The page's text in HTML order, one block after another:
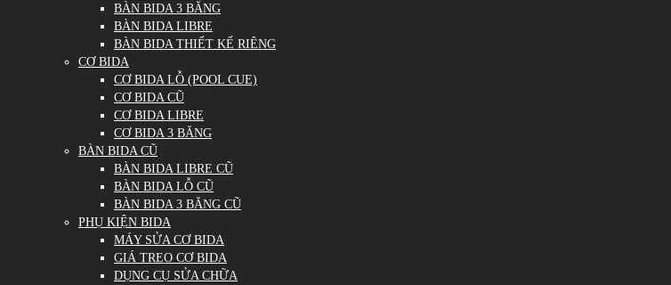
BÀN BIDA 3 BĂNG
BÀN BIDA LIBRE
BÀN BIDA THIẾT KẾ RIÊNG
CƠ BIDA
CƠ BIDA LỖ (POOL CUE)
CƠ BIDA CŨ
CƠ BIDA LIBRE
CƠ BIDA 3 BĂNG
BÀN BIDA CŨ
BÀN BIDA LIBRE CŨ
BÀN BIDA LỖ CŨ
BÀN BIDA 3 BĂNG CŨ
PHỤ KIỆN BIDA
MÁY SỬA CƠ BIDA
GIÁ TREO CƠ BIDA
DỤNG CỤ SỬA CHỮA